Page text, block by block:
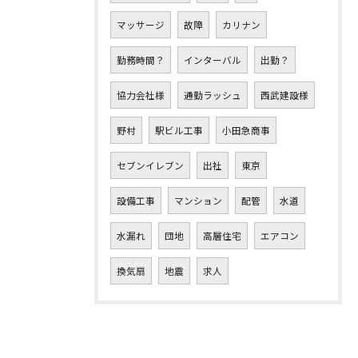
マッサージ 故障 カリナン
勤務時間？ インターバル 出勤？
協力会社様 通勤ラッシュ 西武建設様
野村 駅ビル工事 小田急商事
セブンイレブン 出社 東京
設備工事 マンション 配管 水道
水漏れ 団地 高層住宅 エアコン
換気扇 地震 求人